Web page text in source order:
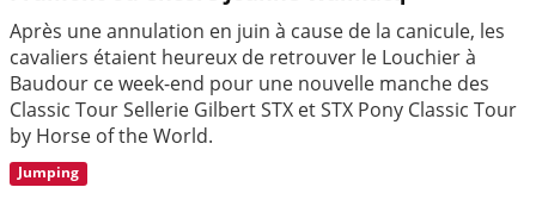
Après une annulation en juin à cause de la canicule, les
cavaliers étaient heureux de retrouver le Louchier à
Baudour ce week-end pour une nouvelle manche des
Classic Tour Sellerie Gilbert STX et STX Pony Classic Tour
by Horse of the World.
Jumping